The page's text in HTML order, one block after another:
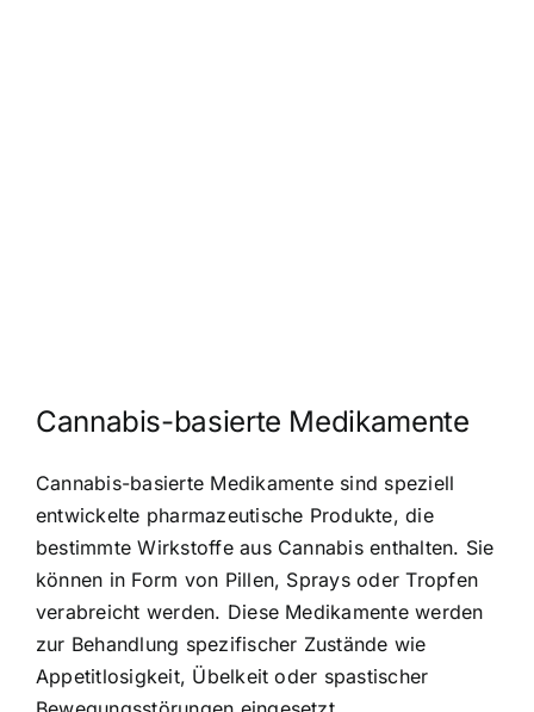
Cannabis-basierte Medikamente
Cannabis-basierte Medikamente sind speziell
entwickelte pharmazeutische Produkte, die
bestimmte Wirkstoffe aus Cannabis enthalten. Sie
können in Form von Pillen, Sprays oder Tropfen
verabreicht werden. Diese Medikamente werden
zur Behandlung spezifischer Zustände wie
Appetitlosigkeit, Übelkeit oder spastischer